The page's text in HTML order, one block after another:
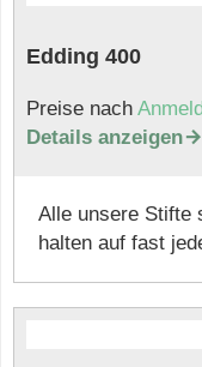
Edding 400
Preise nach
Details anzeigen
Alle unsere Stifte
halten auf fast